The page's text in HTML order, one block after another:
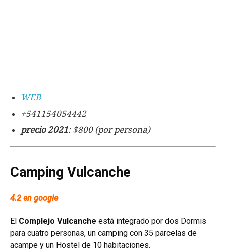
WEB
+541154054442
precio 2021: $800 (por persona)
Camping Vulcanche
4.2 en google
El Complejo Vulcanche está integrado por dos Dormis
para cuatro personas, un camping con 35 parcelas de
acampe y un Hostel de 10 habitaciones.